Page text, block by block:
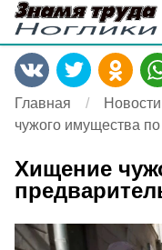
Главная Новости
чужого имущества
Хищение